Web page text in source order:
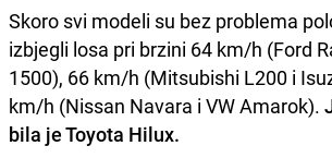
Skoro svi modeli su bez problema
izbjegli losa pri brzini 64 km/h (Ford
1500), 66 km/h (Mitsubishi L200 i
km/h (Nissan Navara i VW Amarok).
bila je Toyota Hilux.